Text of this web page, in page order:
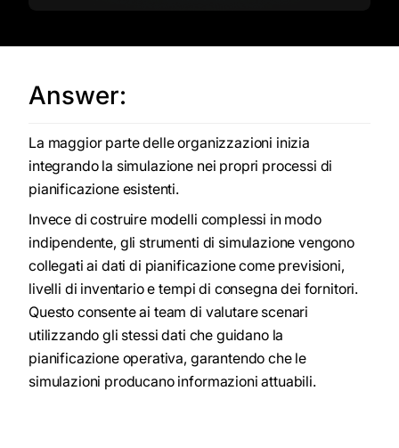
Answer:
La maggior parte delle organizzazioni inizia
integrando la simulazione nei propri processi di
pianificazione esistenti.
Invece di costruire modelli complessi in modo
indipendente, gli strumenti di simulazione vengono
collegati ai dati di pianificazione come previsioni,
livelli di inventario e tempi di consegna dei fornitori.
Questo consente ai team di valutare scenari
utilizzando gli stessi dati che guidano la
pianificazione operativa, garantendo che le
simulazioni producano informazioni attuabili.